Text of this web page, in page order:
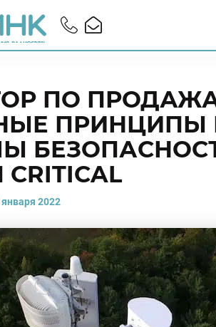
ПО
ПРИНЦИПЫ
CRITICAL
2022